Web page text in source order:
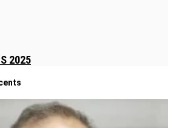
2025